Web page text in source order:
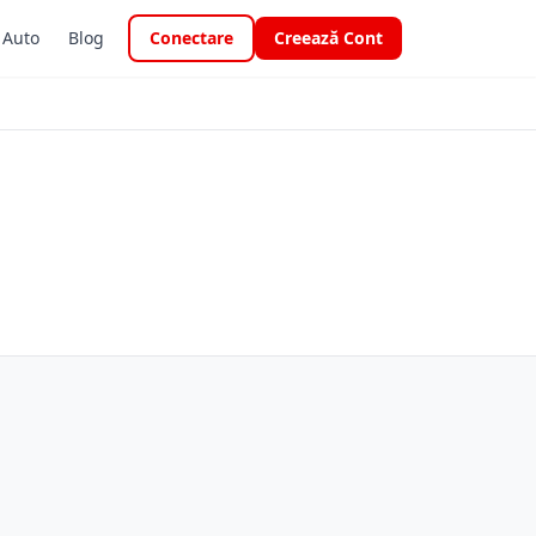
Blog Conectare Creează Cont